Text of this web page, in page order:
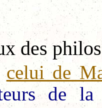
des
celui de
de